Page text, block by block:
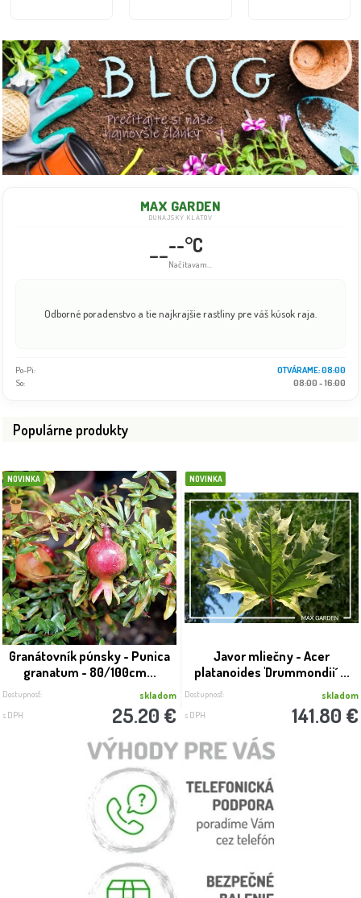
MAX GARDEN
DUNAJSKÝ KLÁTOV
----°C
Načítavam...
Odborné poradenstvo a tie najkrajšie rastliny pre váš kúsok raja.
Po-Pi:
08:00 - 18:00
So:
08:00 - 16:00
Populárne produkty
NOVINKA
Granátovník púnsky - Punica
granatum - 80/100cm...
Dostupnosť: skladom
s DPH 25.20 €
NOVINKA
Javor mliečny - Acer
platanoides 'Drummondii´ ...
Dostupnosť: skladom
s DPH 141.80 €